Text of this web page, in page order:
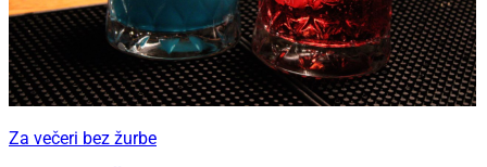
Za večeri bez žurbe